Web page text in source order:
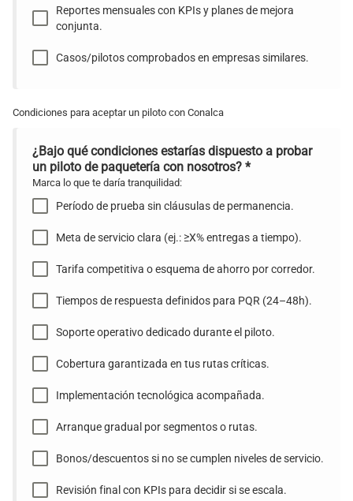
Reportes mensuales con KPIs y planes de mejora
conjunta.
Casos/pilotos comprobados en empresas similares.
Condiciones para aceptar un piloto con Conalca
¿Bajo qué condiciones estarías dispuesto a probar
un piloto de paquetería con nosotros? *
Marca lo que te daría tranquilidad:
Período de prueba sin cláusulas de permanencia.
Meta de servicio clara (ej.: ≥X% entregas a tiempo).
Tarifa competitiva o esquema de ahorro por corredor.
Tiempos de respuesta definidos para PQR (24–48h).
Soporte operativo dedicado durante el piloto.
Cobertura garantizada en tus rutas críticas.
Implementación tecnológica acompañada.
Arranque gradual por segmentos o rutas.
Bonos/descuentos si no se cumplen niveles de servicio.
Revisión final con KPIs para decidir si se escala.